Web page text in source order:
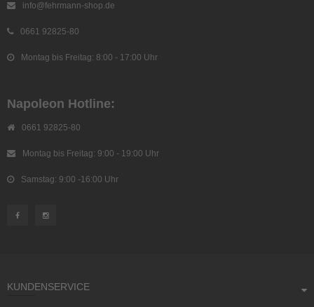
info@fehrmann-shop.de
0661 92825-80
Montag bis Freitag: 8:00 - 17:00 Uhr
Napoleon Hotline:
0661 92825-80
Montag bis Freitag: 9:00 - 19:00 Uhr
Samstag: 9:00 -16:00 Uhr
KUNDENSERVICE